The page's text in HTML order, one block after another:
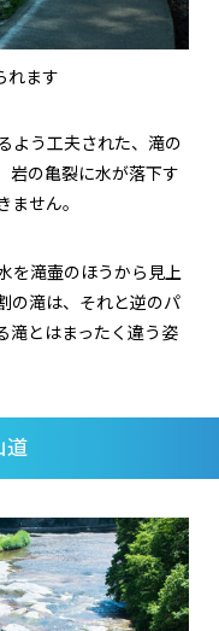
れます
よう工夫された、滝の
の亀裂に水が落下す
ません。
を滝壷のほうから見上
の滝は、それと逆のパ
滝とはまったく違う姿
道